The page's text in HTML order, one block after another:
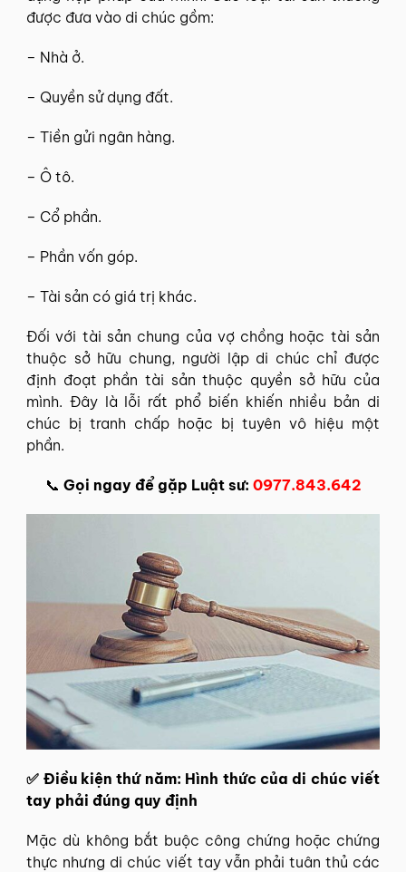
được đưa vào di chúc gồm:
– Nhà ở.
– Quyền sử dụng đất.
– Tiền gửi ngân hàng.
– Ô tô.
– Cổ phần.
– Phần vốn góp.
– Tài sản có giá trị khác.
Đối với tài sản chung của vợ chồng hoặc tài sản
thuộc sở hữu chung, người lập di chúc chỉ được
định đoạt phần tài sản thuộc quyền sở hữu của
mình. Đây là lỗi rất phổ biến khiến nhiều bản di
chúc bị tranh chấp hoặc bị tuyên vô hiệu một
phần.
📞 Gọi ngay để gặp Luật sư: 0977.843.642
✅ Điều kiện thứ năm: Hình thức của di chúc viết
tay phải đúng quy định
Mặc dù không bắt buộc công chứng hoặc chứng
thực nhưng di chúc viết tay vẫn phải tuân thủ các